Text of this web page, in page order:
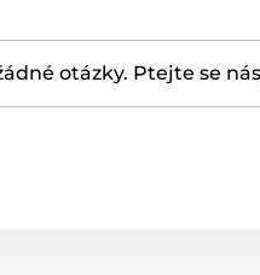
otázky. Ptejte se